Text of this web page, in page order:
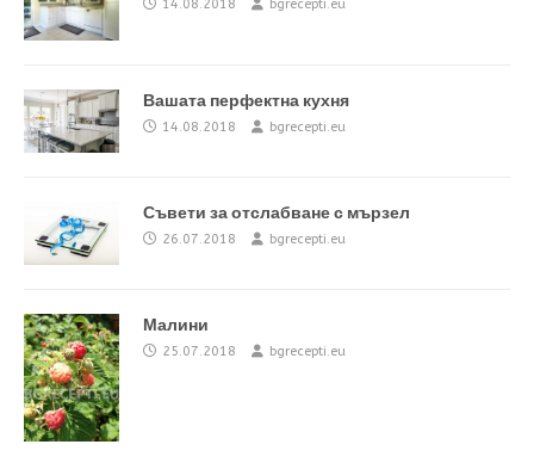
14.08.2018 bgrecepti.eu
Вашата перфектна кухня
14.08.2018 bgrecepti.eu
Съвети за отслабване с мързел
26.07.2018 bgrecepti.eu
Малини
25.07.2018 bgrecepti.eu